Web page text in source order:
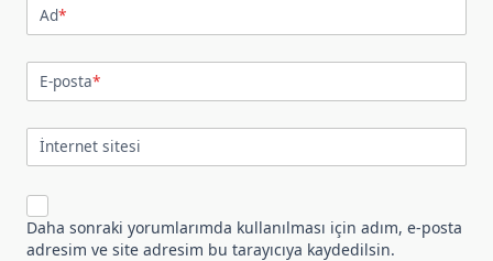
Ad*
E-posta*
İnternet sitesi
Daha sonraki yorumlarımda kullanılması için adım, e-posta
adresim ve site adresim bu tarayıcıya kaydedilsin.